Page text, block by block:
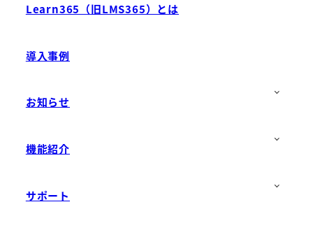
Learn365（旧LMS365）とは
導入事例
お知らせ
機能紹介
サポート